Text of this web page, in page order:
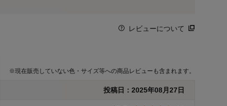
レビューについて
※現在販売していない色・サイズ等への商品レビューも含まれます。
投稿日： 2025年08月27日